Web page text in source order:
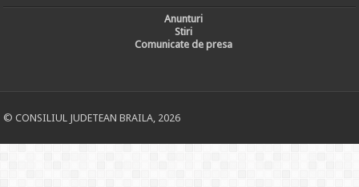
Anunturi
Stiri
Comunicate de presa
© CONSILIUL JUDETEAN BRAILA, 2026